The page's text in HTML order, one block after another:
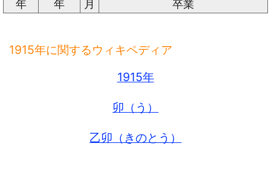
年
年
月
卒業
1915年に関するウィキペディア
1915年
卯（う）
乙卯（きのとう）